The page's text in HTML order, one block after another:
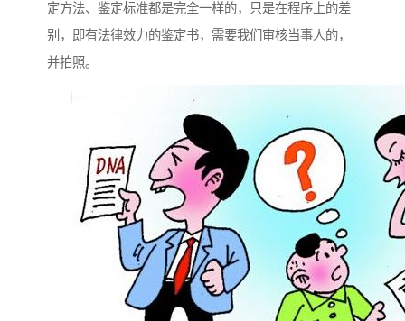
定方法、鉴定标准都是完全一样的，只是在程序上的差
别，即有法律效力的鉴定书，需要我们审核当事人的，
并拍照。